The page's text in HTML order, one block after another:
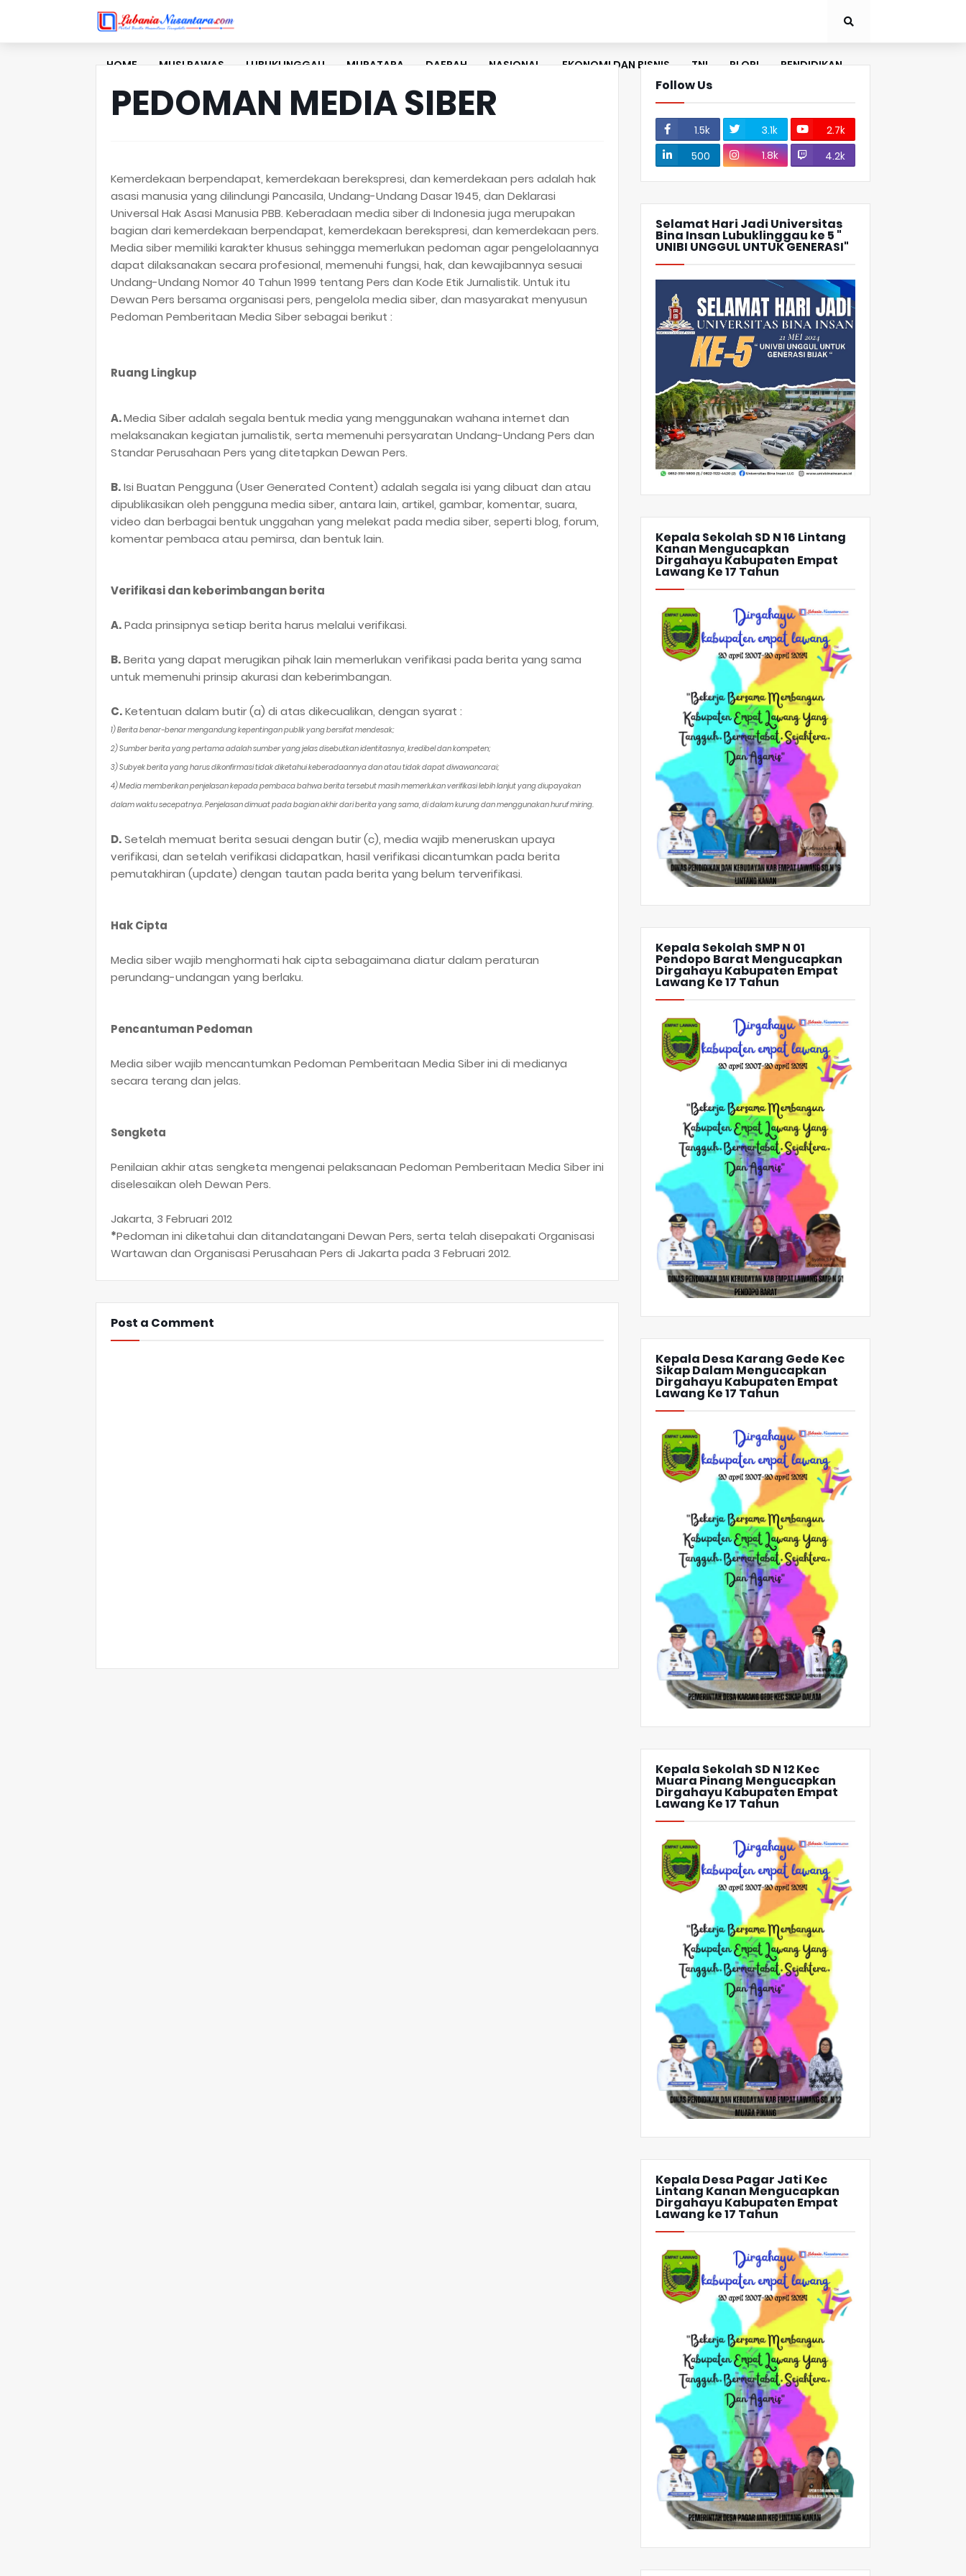
HOME MUSI RAWAS LUBUKLINGGAU MURATARA DAERAH NASIONAL EKONOMI DAN BISNIS TNI PLORI PENDIDIKAN
SOSIAL BUDAYA
PEDOMAN MEDIA SIBER
Kemerdekaan berpendapat, kemerdekaan berekspresi, dan kemerdekaan pers adalah hak
asasi manusia yang dilindungi Pancasila, Undang-Undang Dasar 1945, dan Deklarasi
Universal Hak Asasi Manusia PBB. Keberadaan media siber di Indonesia juga merupakan
bagian dari kemerdekaan berpendapat, kemerdekaan berekspresi, dan kemerdekaan pers.
Media siber memiliki karakter khusus sehingga memerlukan pedoman agar pengelolaannya
dapat dilaksanakan secara profesional, memenuhi fungsi, hak, dan kewajibannya sesuai
Undang-Undang Nomor 40 Tahun 1999 tentang Pers dan Kode Etik Jurnalistik. Untuk itu
Dewan Pers bersama organisasi pers, pengelola media siber, dan masyarakat menyusun
Pedoman Pemberitaan Media Siber sebagai berikut :
Ruang Lingkup
A.Media Siber adalah segala bentuk media yang menggunakan wahana internet dan
melaksanakan kegiatan jurnalistik, serta memenuhi persyaratan Undang-Undang Pers dan
Standar Perusahaan Pers yang ditetapkan Dewan Pers.
B.Isi Buatan Pengguna (User Generated Content) adalah segala isi yang dibuat dan atau
dipublikasikan oleh pengguna media siber, antara lain, artikel, gambar, komentar, suara,
video dan berbagai bentuk unggahan yang melekat pada media siber, seperti blog, forum,
komentar pembaca atau pemirsa, dan bentuk lain.
Verifikasi dan keberimbangan berita
A.Pada prinsipnya setiap berita harus melalui verifikasi.
B.Berita yang dapat merugikan pihak lain memerlukan verifikasi pada berita yang sama
untuk memenuhi prinsip akurasi dan keberimbangan.
C.Ketentuan dalam butir (a) di atas dikecualikan, dengan syarat :
1) Berita benar-benar mengandung kepentingan publik yang bersifat mendesak;
2) Sumber berita yang pertama adalah sumber yang jelas disebutkan identitasnya, kredibel dan kompeten;
3) Subyek berita yang harus dikonfirmasi tidak diketahui keberadaannya dan atau tidak dapat diwawancarai;
4) Media memberikan penjelasan kepada pembaca bahwa berita tersebut masih memerlukan verifikasi lebih lanjut yang diupayakan
dalam waktu secepatnya. Penjelasan dimuat pada bagian akhir dari berita yang sama, di dalam kurung dan menggunakan huruf miring.
D.Setelah memuat berita sesuai dengan butir (c), media wajib meneruskan upaya
verifikasi, dan setelah verifikasi didapatkan, hasil verifikasi dicantumkan pada berita
pemutakhiran (update) dengan tautan pada berita yang belum terverifikasi.
Hak Cipta
Media siber wajib menghormati hak cipta sebagaimana diatur dalam peraturan
perundang-undangan yang berlaku.
Pencantuman Pedoman
Media siber wajib mencantumkan Pedoman Pemberitaan Media Siber ini di medianya
secara terang dan jelas.
Sengketa
Penilaian akhir atas sengketa mengenai pelaksanaan Pedoman Pemberitaan Media Siber ini
diselesaikan oleh Dewan Pers.
Jakarta, 3 Februari 2012
*Pedoman ini diketahui dan ditandatangani Dewan Pers, serta telah disepakati Organisasi
Wartawan dan Organisasi Perusahaan Pers di Jakarta pada 3 Februari 2012.
Post a Comment
Follow Us
1.5k 3.1k
2.7k
500
1.8k 4.2k
Selamat Hari Jadi Universitas
Bina Insan Lubuklinggau ke 5 "
UNIBI UNGGUL UNTUK GENERASI"
Kepala Sekolah SD N 16 Lintang
Kanan Mengucapkan
Dirgahayu Kabupaten Empat
Lawang Ke 17 Tahun
Kepala Sekolah SMP N 01
Pendopo Barat Mengucapkan
Dirgahayu Kabupaten Empat
Lawang Ke 17 Tahun
Kepala Desa Karang Gede Kec
Sikap Dalam Mengucapkan
Dirgahayu Kabupaten Empat
Lawang Ke 17 Tahun
Kepala Sekolah SD N 12 Kec
Muara Pinang Mengucapkan
Dirgahayu Kabupaten Empat
Lawang Ke 17 Tahun
Kepala Desa Pagar Jati Kec
Lintang Kanan Mengucapkan
Dirgahayu Kabupaten Empat
Lawang ke 17 Tahun